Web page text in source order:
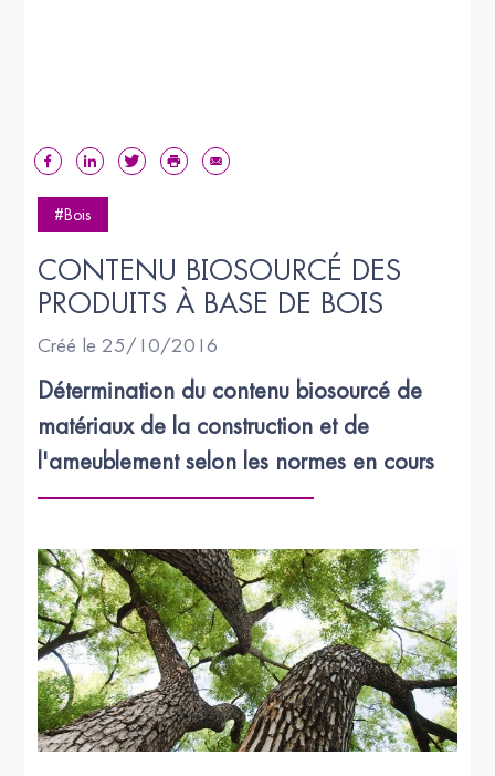
#Bois
CONTENU BIOSOURCÉ DES
PRODUITS À BASE DE BOIS
Créé le 25/10/2016
Détermination du contenu biosourcé de
matériaux de la construction et de
l'ameublement selon les normes en cours